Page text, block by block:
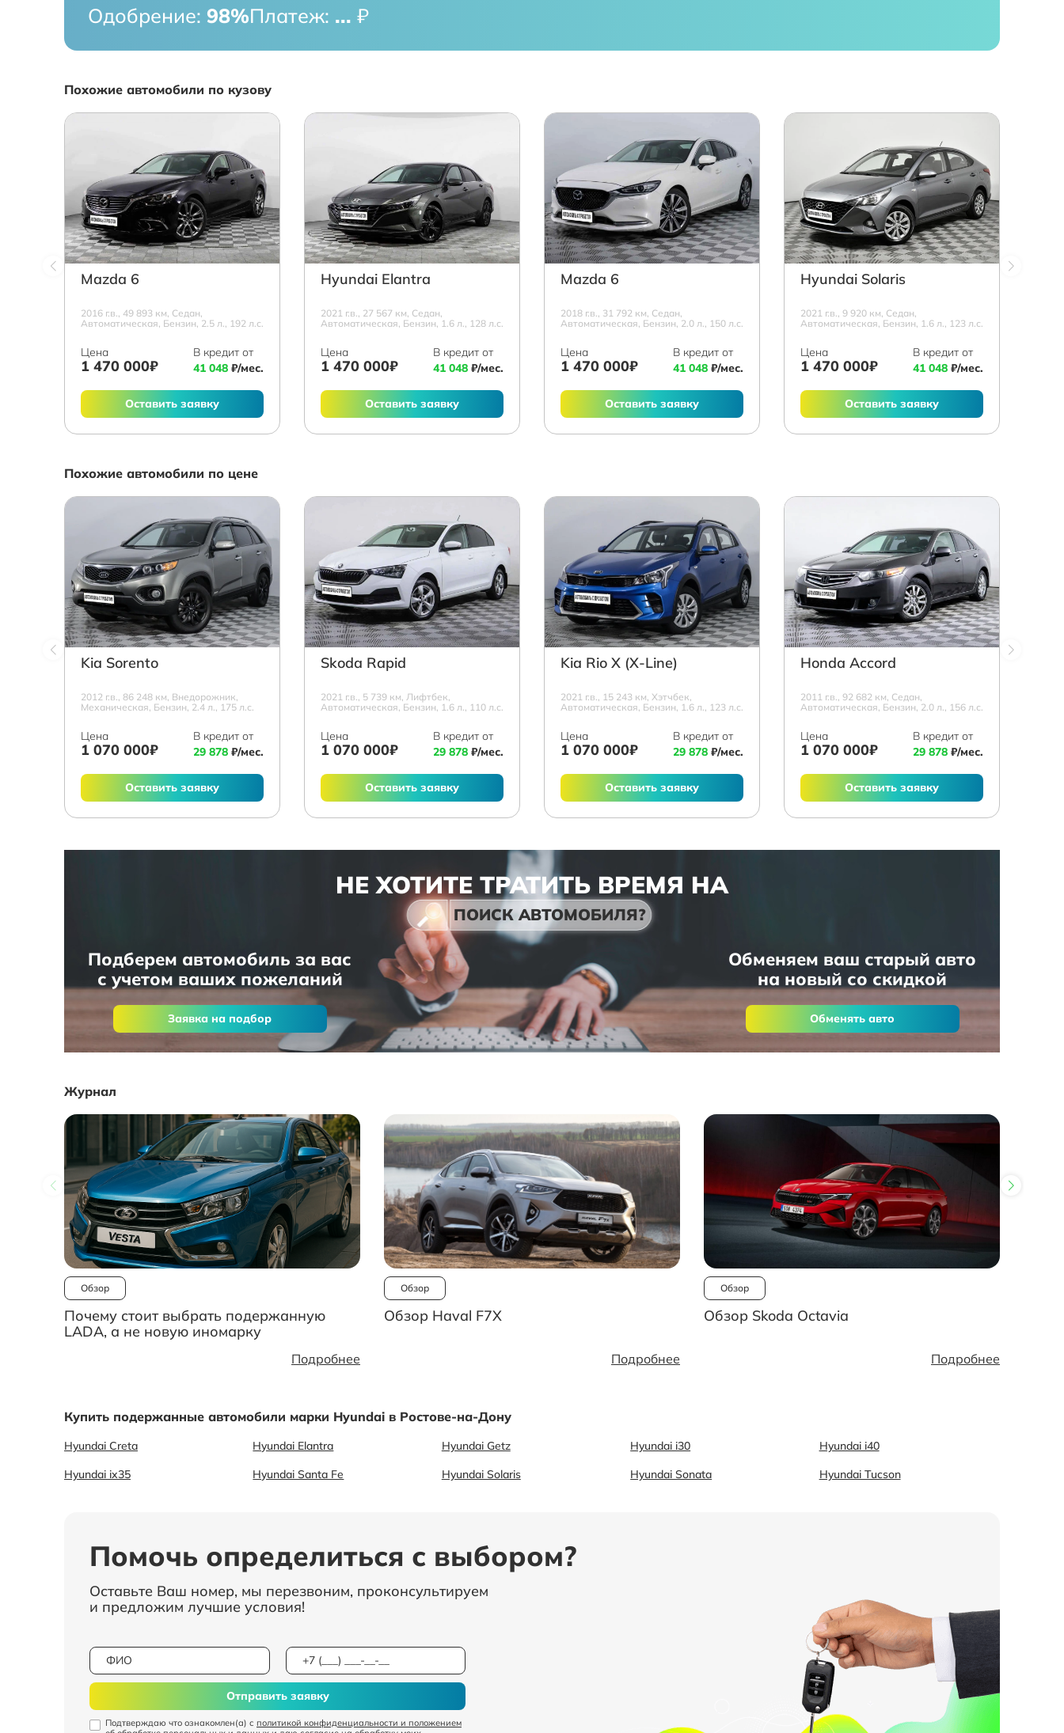
Одобрение: 98%Платеж: ... ₽
Похожие автомобили по кузову
Mazda 6
2016 г.в., 49 893 км, Седан,
Автоматическая, Бензин, 2.5 л., 192 л.с.
Цена
1 470 000₽
В кредит от
41 048 ₽/мес.
Оставить заявку
Hyundai Elantra
2021 г.в., 27 567 км, Седан,
Автоматическая, Бензин, 1.6 л., 128 л.с.
Цена
1 470 000₽
В кредит от
41 048 ₽/мес.
Оставить заявку
Mazda 6
2018 г.в., 31 792 км, Седан,
Автоматическая, Бензин, 2.0 л., 150 л.с.
Цена
1 470 000₽
В кредит от
41 048 ₽/мес.
Оставить заявку
Hyundai Solaris
2021 г.в., 9 920 км, Седан,
Автоматическая, Бензин, 1.6 л., 123 л.с.
Цена
1 470 000₽
В кредит от
41 048 ₽/мес.
Оставить заявку
Похожие автомобили по цене
Kia Sorento
2012 г.в., 86 248 км, Внедорожник,
Механическая, Бензин, 2.4 л., 175 л.с.
Цена
1 070 000₽
В кредит от
29 878 ₽/мес.
Оставить заявку
Skoda Rapid
2021 г.в., 5 739 км, Лифтбек,
Автоматическая, Бензин, 1.6 л., 110 л.с.
Цена
1 070 000₽
В кредит от
29 878 ₽/мес.
Оставить заявку
Kia Rio X (X-Line)
2021 г.в., 15 243 км, Хэтчбек,
Автоматическая, Бензин, 1.6 л., 123 л.с.
Цена
1 070 000₽
В кредит от
29 878 ₽/мес.
Оставить заявку
Honda Accord
2011 г.в., 92 682 км, Седан,
Автоматическая, Бензин, 2.0 л., 156 л.с.
Цена
1 070 000₽
В кредит от
29 878 ₽/мес.
Оставить заявку
НЕ ХОТИТЕ ТРАТИТЬ ВРЕМЯ НА
ПОИСК АВТОМОБИЛЯ?
Подберем автомобиль за вас
с учетом ваших пожеланий
Заявка на подбор
Обменяем ваш старый авто
на новый со скидкой
Обменять авто
Журнал
Обзор
Почему стоит выбрать подержанную
LADA, а не новую иномарку
Подробнее
Обзор
Обзор Haval F7X
Подробнее
Обзор
Обзор Skoda Octavia
Подробнее
Купить подержанные автомобили марки Hyundai в Ростове-на-Дону
Hyundai Creta Hyundai Elantra Hyundai Getz Hyundai i30
Hyundai i40
Hyundai ix35
Hyundai Santa Fe Hyundai Solaris Hyundai Sonata Hyundai Tucson
Помочь определиться с выбором?
Оставьте Ваш номер, мы перезвоним, проконсультируем
и предложим лучшие условия!
Подтверждаю что ознакомлен(а) с политикой конфиденциальности и положением
Отправить заявку